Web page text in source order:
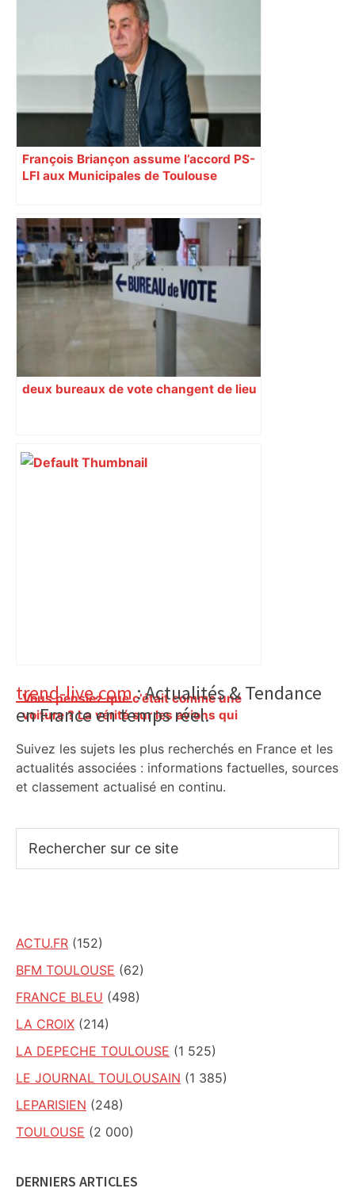
François Briançon assume l’accord PS-
LFI aux Municipales de Toulouse
deux bureaux de vote changent de lieu
Vous pensiez que c’était comme une
voiture ? La vérité sur les avions qui
Primary
Sidebar
trend-live.com: Actualités & Tendance
en France en temps réel.
Suivez les sujets les plus recherchés en France et les
actualités associées : informations factuelles, sources
et classement actualisé en continu.
sur
ACTU.FR (152)
BFM TOULOUSE (62)
FRANCE BLEU (498)
LA CROIX (214)
LA DEPECHE TOULOUSE (1 525)
LE JOURNAL TOULOUSAIN (1 385)
LEPARISIEN (248)
TOULOUSE (2 000)
DERNIERS ARTICLES